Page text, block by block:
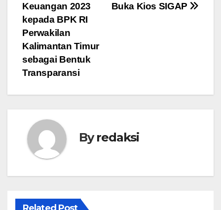
Buka Kios SIGAP
Keuangan 2023
kepada BPK RI
Perwakilan
Kalimantan Timur
sebagai Bentuk
Transparansi
Byredaksi